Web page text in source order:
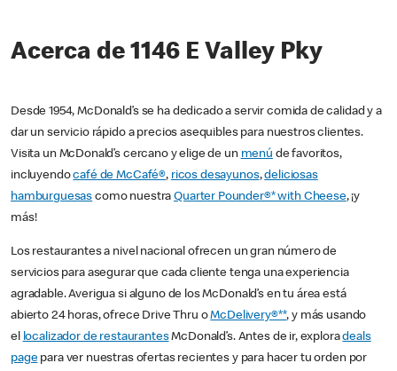
Acerca de 1146 E Valley Pky
Desde 1954, McDonald’s se ha dedicado a servir comida de calidad y a
dar un servicio rápido a precios asequibles para nuestros clientes.
Visita un McDonald’s cercano y elige de un menú de favoritos,
incluyendocafé de McCafé®, ricos desayunos,deliciosas
hamburguesas como nuestraQuarter Pounder®* with Cheese, ¡y
más!
Los restaurantes a nivel nacional ofrecen un gran número de
servicios para asegurar que cada cliente tenga una experiencia
agradable. Averigua si alguno de los McDonald’s en tu área está
abierto 24 horas, ofrece Drive Thru oMcDelivery®**, y más usando
el localizador de restaurantesMcDonald’s. Antes de ir, exploradeals
pagepara ver nuestras ofertas recientes y para hacer tu orden por